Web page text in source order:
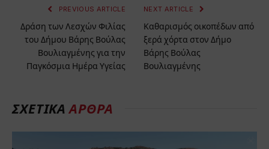
PREVIOUS ARTICLE
Δράση των Λεσχών Φιλίας
του Δήμου Βάρης Βούλας
Βουλιαγμένης για την
Παγκόσμια Ημέρα Υγείας
NEXT ARTICLE
Καθαρισμός οικοπέδων από
ξερά χόρτα στον Δήμο
Βάρης Βούλας
Βουλιαγμένης
ΣΧΕΤΙΚΆΆΡΘΡΑ